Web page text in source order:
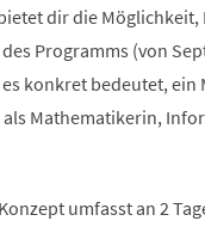
dir die Möglichkeit,
Programms (von
konkret bedeutet, ein
Mathematikerin,
umfasst an 2